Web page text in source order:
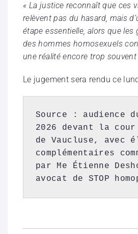
« La justice reconnaît que ces
relèvent pas du hasard, mais
étape essentielle, alors que les
des hommes homosexuels
une réalité encore trop
Le jugement sera rendu ce
Source : audience
2026 devant la cour
de Vaucluse, avec
complémentaires
par Me Étienne
avocat de STOP